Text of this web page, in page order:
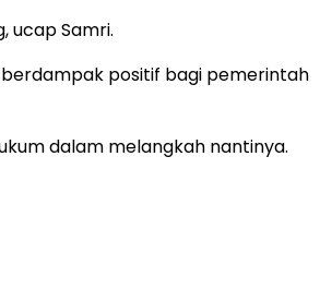
ucap Samri.
positif bagi pemerintah
dalam melangkah nantinya.